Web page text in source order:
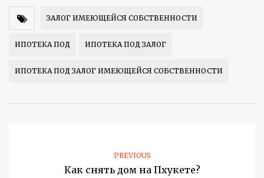
ЗАЛОГ ИМЕЮЩЕЙСЯ СОБСТВЕННОСТИ
ИПОТЕКА ПОД ИПОТЕКА ПОД ЗАЛОГ
ИПОТЕКА ПОД ЗАЛОГ ИМЕЮЩЕЙСЯ СОБСТВЕННОСТИ
PREVIOUS
Как снять дом на Пхукете?